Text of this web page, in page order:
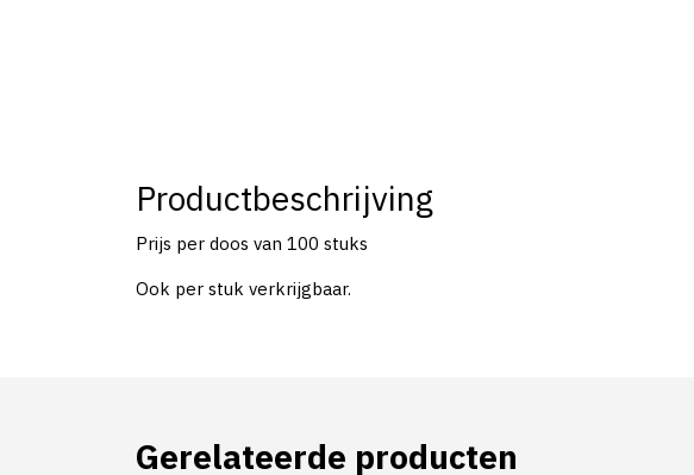
Productbeschrijving
Prijs per doos van 100 stuks
Ook per stuk verkrijgbaar.
Gerelateerde producten